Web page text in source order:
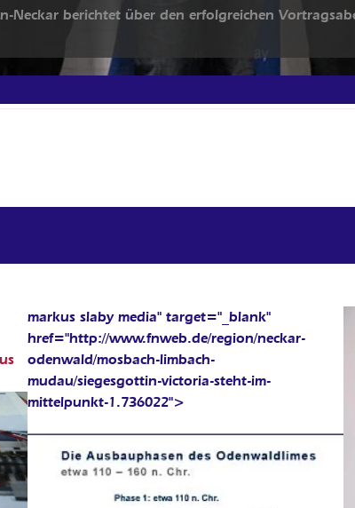
Neckar berichtet über den erfolgreichen
markus slaby media" target="_blank"
href="http://www.fnweb.de/region/neckar-
odenwald/mosbach-limbach-
mudau/siegesgottin-victoria-steht-im-
mittelpunkt-1.736022">